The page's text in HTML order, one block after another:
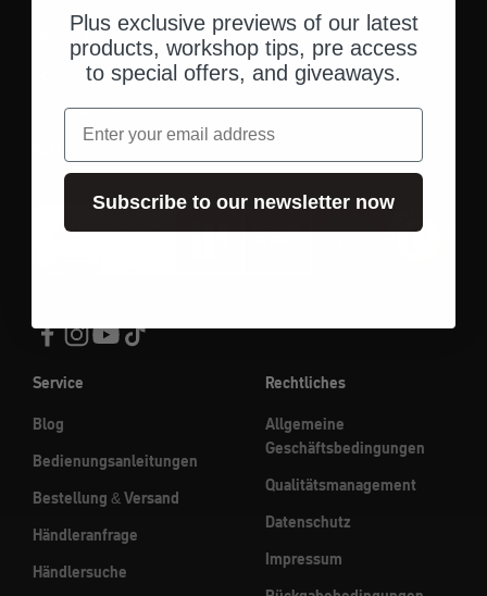
Security
Schlösser
Scheibenschloss
Service
Blog
Bedienungsanleitungen
Bestellung & Versand
Händleranfrage
Händlersuche
Rechtliches
Allgemeine
Geschäftsbedingungen
Qualitätsmanagement
Datenschutz
Impressum
Plus exclusive previews of our latest
products, workshop tips, pre access
to special offers, and giveaways.
Email
Subscribe to our newsletter now